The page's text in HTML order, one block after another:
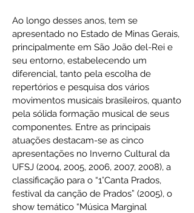
Ao longo desses anos, tem se
apresentado no Estado de Minas Gerais,
principalmente em São João del-Rei e
seu entorno, estabelecendo um
diferencial, tanto pela escolha de
repertórios e pesquisa dos vários
movimentos musicais brasileiros, quanto
pela sólida formação musical de seus
componentes. Entre as principais
atuações destacam-se as cinco
apresentações no Inverno Cultural da
UFSJ (2004, 2005, 2006, 2007, 2008), a
classificação para o “1°Canta Prados,
festival da canção de Prados” (2005), o
show temático “Música Marginal